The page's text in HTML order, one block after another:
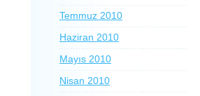
Temmuz 2010
Haziran 2010
Mayıs 2010
Nisan 2010